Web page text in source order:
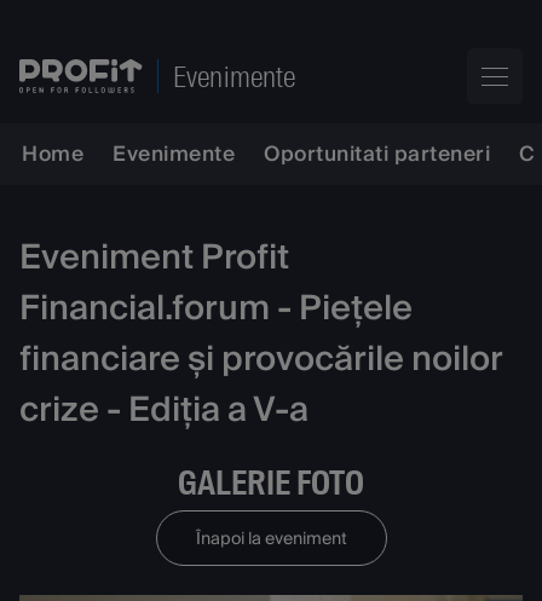
Evenimente
Home Evenimente Oportunitati parteneri
Eveniment Profit
Financial.forum - Piețele
financiare și provocările noilor
crize - Ediția a V-a
GALERIE FOTO
Înapoi la eveniment